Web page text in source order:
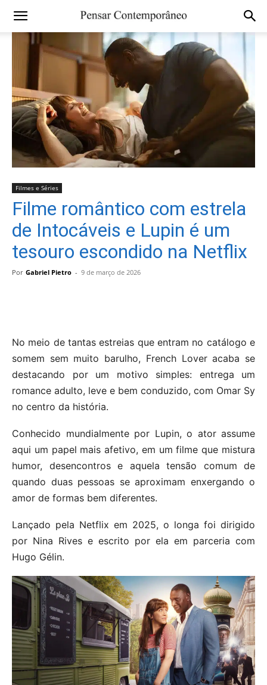
Filmes e Séries
Filme romântico com estrela
de Intocáveis e Lupin é um
tesouro escondido na Netflix
Por Gabriel Pietro - 9 de março de 2026
No meio de tantas estreias que entram no catálogo e
somem sem muito barulho, French Lover acaba se
destacando por um motivo simples: entrega um
romance adulto, leve e bem conduzido, com Omar Sy
no centro da história.
Conhecido mundialmente por Lupin, o ator assume
aqui um papel mais afetivo, em um filme que mistura
humor, desencontros e aquela tensão comum de
quando duas pessoas se aproximam enxergando o
amor de formas bem diferentes.
Lançado pela Netflix em 2025, o longa foi dirigido
por Nina Rives e escrito por ela em parceria com
Hugo Gélin.